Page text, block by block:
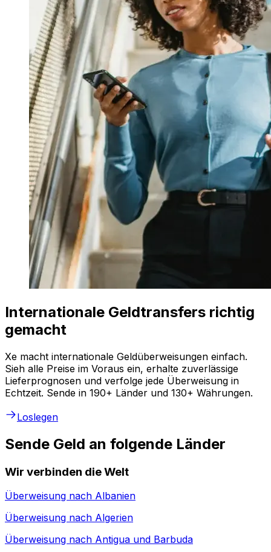
Internationale Geldtransfers richtig
gemacht
Xe macht internationale Geldüberweisungen einfach.
Sieh alle Preise im Voraus ein, erhalte zuverlässige
Lieferprognosen und verfolge jede Überweisung in
Echtzeit. Sende in 190+ Länder und 130+ Währungen.
Loslegen
Sende Geld an folgende Länder
Wir verbinden die Welt
Überweisung nach Albanien
Überweisung nach Algerien
Überweisung nach Antigua und Barbuda